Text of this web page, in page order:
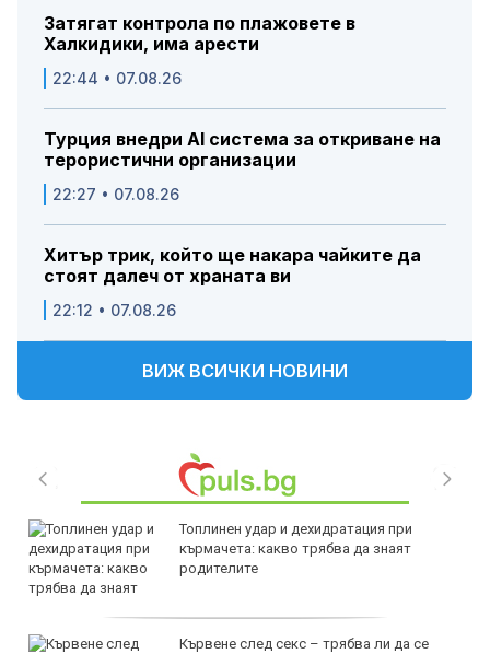
Затягат контрола по плажовете в
Халкидики, има арести
22:44 • 07.08.26
Турция внедри AI система за откриване на
терористични организации
22:27 • 07.08.26
Хитър трик, който ще накара чайките да
стоят далеч от храната ви
22:12 • 07.08.26
ВИЖ ВСИЧКИ НОВИНИ
Топлинен удар и дехидратация при
кърмачета: какво трябва да знаят
родителите
Кървене след секс – трябва ли да се